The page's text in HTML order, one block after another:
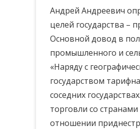
Андрей Андреевич
целей государства –
Основной довод в
промышленного и
«Наряду с
государством
соседних
торговли со
отношении